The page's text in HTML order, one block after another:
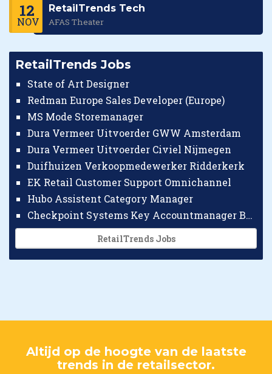
12
NOV
RetailTrends Tech
AFAS Theater
RetailTrends Jobs
State of Art Designer
Redman Europe Sales Developer (Europe)
MS Mode Storemanager
Dura Vermeer Uitvoerder GWW Amsterdam
Dura Vermeer Uitvoerder Civiel Nijmegen
Duifhuizen Verkoopmedewerker Ridderkerk
EK Retail Customer Support Omnichannel
Hubo Assistent Category Manager
Checkpoint Systems Key Accountmanager Benelux
RetailTrends Jobs
Altijd op de hoogte van de laatste
trends in de retailsector.